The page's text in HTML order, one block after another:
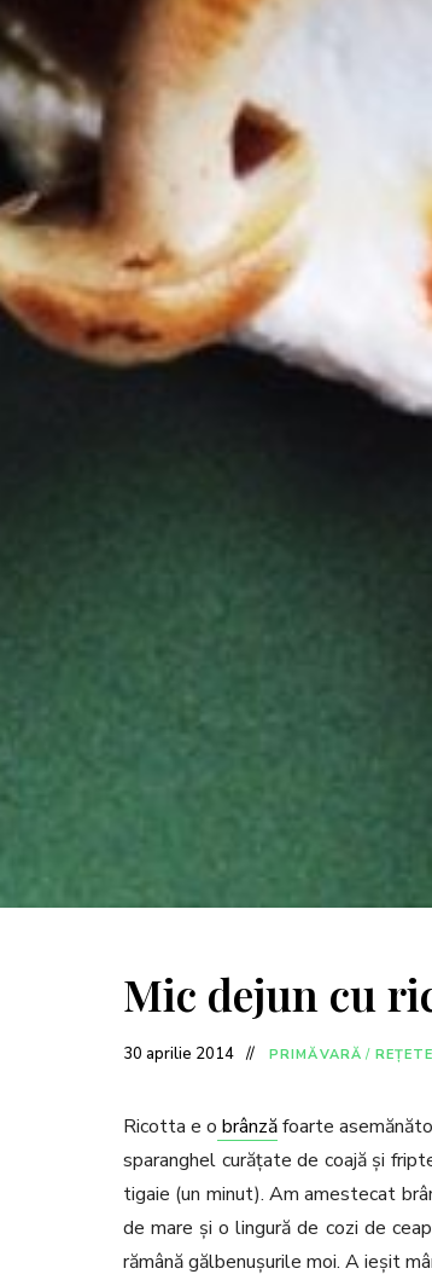
Mic dejun cu
30 aprilie 2014 PRIMĂVARĂ /
Ricotta e o brânzăfoarte
sparanghel curățate de coajă și
tigaie (un minut). Am amestecat
de mare și o lingură de cozi de
rămână gălbenușurile moi. A ieșit